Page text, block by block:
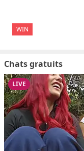
WIN
Chats gratuits